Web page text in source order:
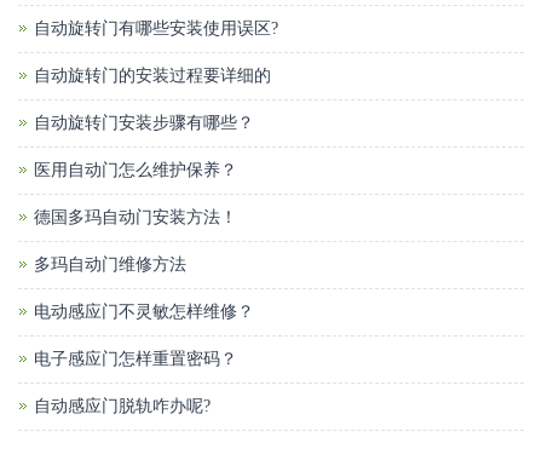
自动旋转门有哪些安装使用误区?
自动旋转门的安装过程要详细的
自动旋转门安装步骤有哪些？
医用自动门怎么维护保养？
德国多玛自动门安装方法！
多玛自动门维修方法
电动感应门不灵敏怎样维修？
电子感应门怎样重置密码？
自动感应门脱轨咋办呢?